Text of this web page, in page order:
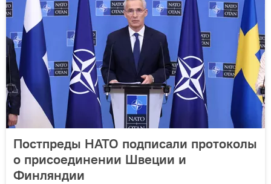
Постпреды НАТО подписали протоколы
о присоединении Швеции и
Финляндии